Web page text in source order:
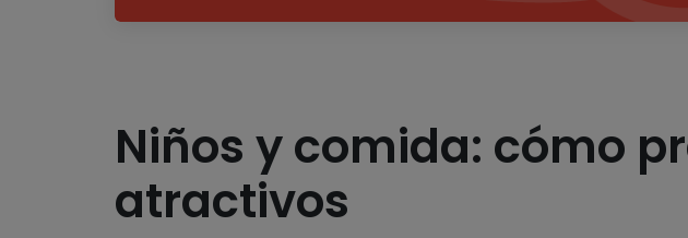
Niños y comida: cómo
atractivos